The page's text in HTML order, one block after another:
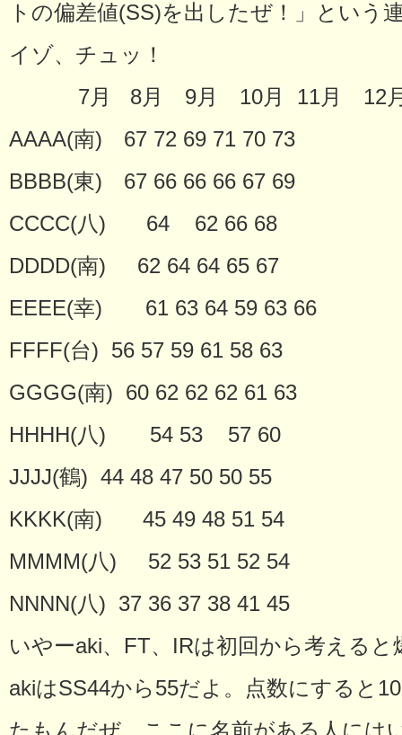
トの偏差値(SS)を出したぜ！」とい
イゾ、チュッ！
7月 8月 9月 10月 11月 12
AAAA(南) 67 72 69 71 70 73
BBBB(東) 67 66 66 66 67 69
CCCC(八) 64 62 66 68
DDDD(南) 62 64 64 65 67
EEEE(幸) 61 63 64 59 63 66
FFFF(台) 56 57 59 61 58 63
GGGG(南) 60 62 62 62 61 63
HHHH(八) 54 53 57 60
JJJJ(鶴) 44 48 47 50 50 55
KKKK(南) 45 49 48 51 54
MMMM(八) 52 53 51 52 54
NNNN(八) 37 36 37 38 41 45
いやーaki、FT、IRは初回から考える
akiはSS44から55だよ。点数にすると